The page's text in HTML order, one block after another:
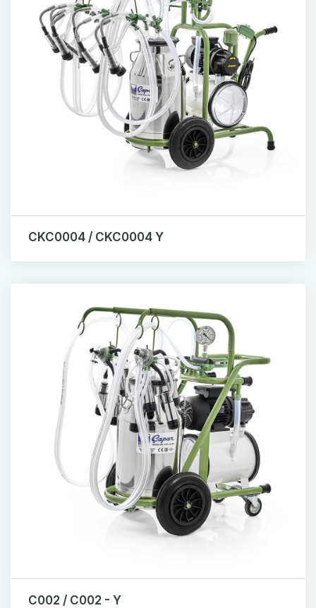
CKC0004 / CKC0004 Y
C002 / C002 - Y